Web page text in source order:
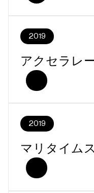
2019
アクセラレ
2019
マリタイム